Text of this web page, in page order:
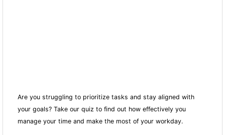
Are you struggling to prioritize tasks and stay aligned with
your goals? Take our quiz to find out how effectively you
manage your time and make the most of your workday.